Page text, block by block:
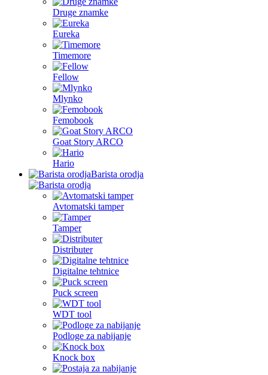
Druge znamke
Eureka
Timemore
Fellow
Mlynko
Femobook
Goat Story ARCO
Hario
Barista orodja
Avtomatski tamper
Tamper
Distributer
Digitalne tehtnice
Puck screen
WDT tool
Podloge za nabijanje
Knock box